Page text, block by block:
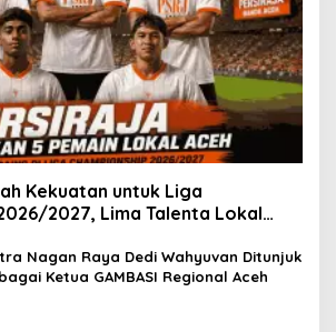
Kekuatan untuk Liga
2027, Lima Talenta Lokal
Nagan Raya Dedi Wahyuvan Ditunjuk
Ketua GAMBASI Regional Aceh